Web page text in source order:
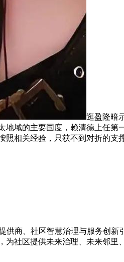
逛盈隆暗
域的主要国度，赖清德上任
相关经验，只获不到对折的支撑
商、社区智慧治理与服务创
社区提供未来治理、未来邻里